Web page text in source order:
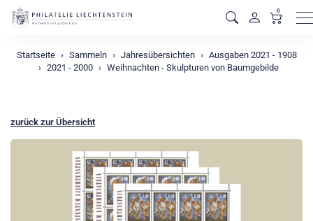
0
Startseite Sammeln Jahresübersichten
Ausgaben 2021 - 1908
2021 - 2000
Weihnachten - Skulpturen von Baumgebilde
zurück zur Übersicht